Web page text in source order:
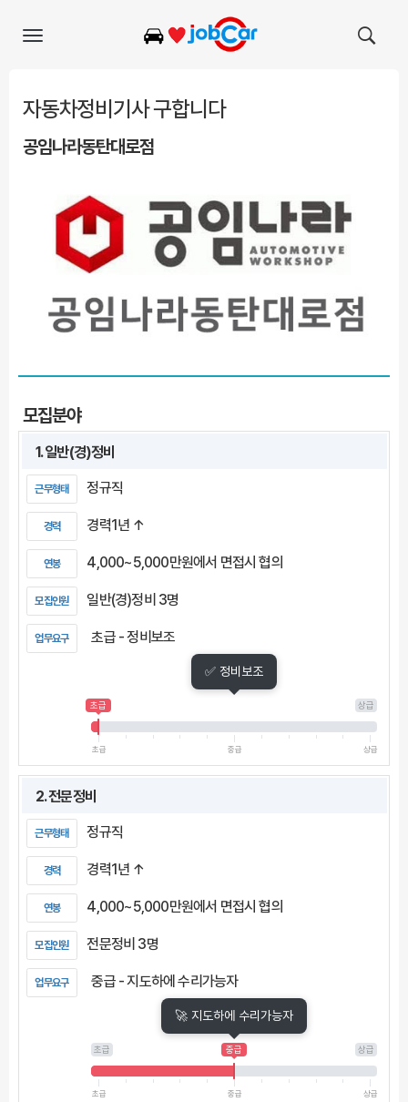
Toggle
navigation
자동차정비기사 구합니다
공임나라동탄대로점
모집분야
1. 일반(경)정비
근무형태 정규직
경력 경력1년 ↑
연봉 4,000~5,000만원에서 면접시 협의
모집인원 일반(경)정비 3명
업무요구 초급 - 정비보조
✅ 정비보조
상급
초급
초급 중급 상급
2. 전문정비
근무형태 정규직
경력 경력1년 ↑
연봉 4,000~5,000만원에서 면접시 협의
모집인원 전문정비 3명
업무요구 중급 - 지도하에 수리가능자
🚀 지도하에 수리가능자
초급 상급
중급
초급 중급 상급